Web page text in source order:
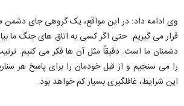
وی ادامه داد: در این مواقع، یک گروهی جای دشمن
قرار می گیریم. حتی اگر کسی به اتاق های جنگ ما
دشمنان ما است. دقیقاً مثل آن ها فکر می کنیم.
را می سنجیم و از قبل خودمان را برای پاسخ هر
این شرایط، غافلگیری بسیار کم خواهد بود.